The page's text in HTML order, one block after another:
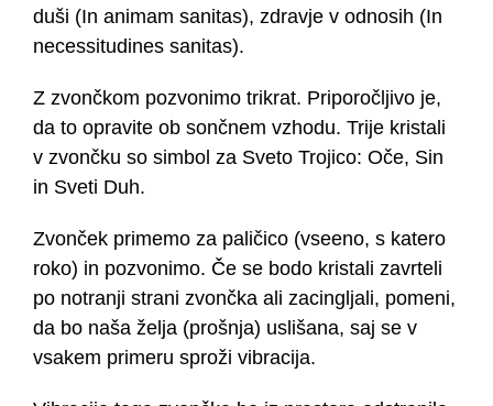
duši (In animam sanitas), zdravje v odnosih (In
necessitudines sanitas).
Z zvončkom pozvonimo trikrat. Priporočljivo je,
da to opravite ob sončnem vzhodu. Trije kristali
v zvončku so simbol za Sveto Trojico: Oče, Sin
in Sveti Duh.
Zvonček primemo za paličico (vseeno, s katero
roko) in pozvonimo. Če se bodo kristali zavrteli
po notranji strani zvončka ali zacingljali, pomeni,
da bo naša želja (prošnja) uslišana, saj se v
vsakem primeru sproži vibracija.